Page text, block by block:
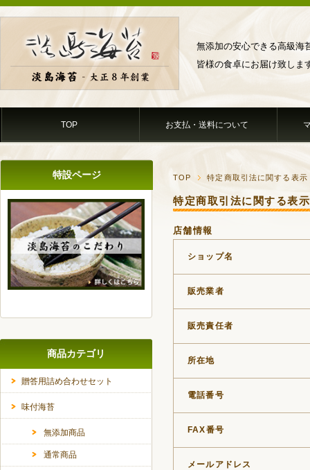
無添加の安心できる高級海
皆様の食卓にお届け致しま
TOP お支払・送料について
TOP 特定商取引法に関する表示
特定商取引法に関する表示
店舗情報
ショップ名
販売業者
販売責任者
所在地
電話番号
FAX番号
メールアドレス
特設ページ
商品カテゴリ
贈答用詰め合わせセット
味付海苔
無添加商品
通常商品